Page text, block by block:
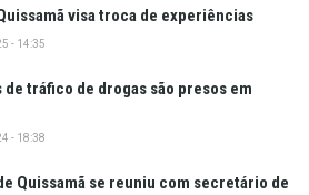
visa troca de experiências
- 14:35
de tráfico de drogas são presos em
- 18:38
Quissamã se reuniu com secretário de